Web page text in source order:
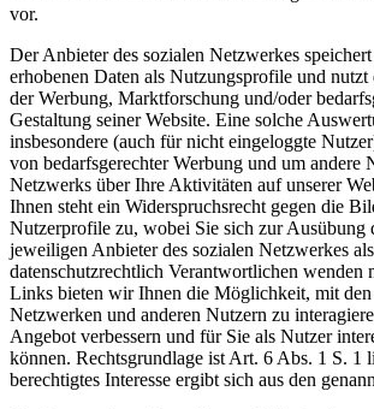
vor.
Der Anbieter des sozialen Netzwerkes
erhobenen Daten als Nutzungsprofile und
der Werbung, Marktforschung und/oder
Gestaltung seiner Website. Eine solche
insbesondere (auch für nicht eingeloggte
von bedarfsgerechter Werbung und um andere
Netzwerks über Ihre Aktivitäten auf unserer
Ihnen steht ein Widerspruchsrecht gegen die
Nutzerprofile zu, wobei Sie sich zur Ausübung
jeweiligen Anbieter des sozialen Netzwerkes als
datenschutzrechtlich Verantwortlichen wenden
Links bieten wir Ihnen die Möglichkeit, mit den
Netzwerken und anderen Nutzern zu
Angebot verbessern und für Sie als Nutzer
können. Rechtsgrundlage ist Art. 6 Abs. 1 S.
berechtigtes Interesse ergibt sich aus den